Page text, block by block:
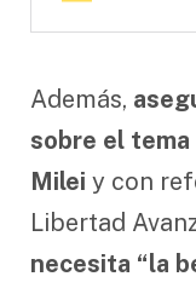
Además,
sobre el
Milei y con
Libertad
necesita “la